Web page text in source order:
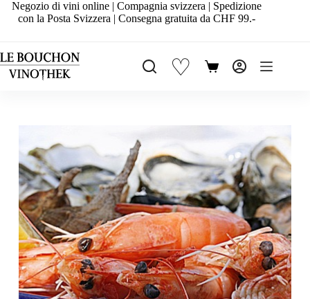
SaltaNegozio di vini online | Compagnia svizzera | Spedizione
con la Posta Svizzera | Consegna gratuita da CHF 99.-
♡ Carrello